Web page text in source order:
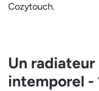
Cozytouch.
Un radiateur
intemporel -